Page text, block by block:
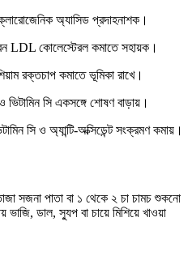
অ্যাসিড প্রদাহনাশক।
LDL কোলেস্টেরল কমাতে সহায়ক।
রক্তচাপ কমাতে ভূমিকা রাখে।
সি একসঙ্গে শোষণ বাড়ায়।
সি ও অ্যান্টি-অক্সিডেন্ট সংক্রমণ কমায়।
সজনা পাতা বা ১ থেকে ২ চা চামচ শুকনো
ভাজি, ডাল, স্যুপ বা চায়ে মিশিয়ে খাওয়া